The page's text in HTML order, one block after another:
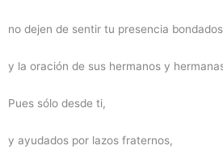
no dejen de sentir tu presencia
y la oración de sus hermanos y
Pues sólo desde ti,
y ayudados por lazos fraternos,